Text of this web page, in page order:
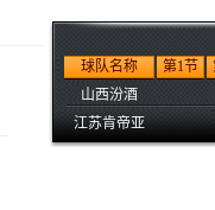
球队名称 第1节
山西汾酒
江苏肯帝亚